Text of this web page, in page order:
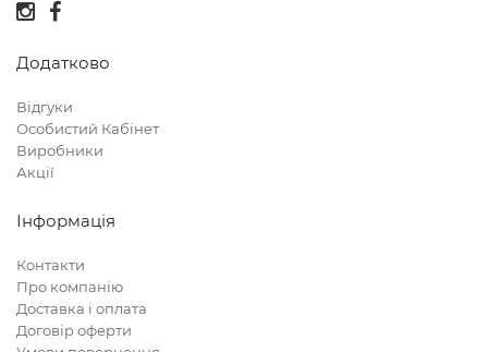
Додатково
Відгуки
Особистий Кабінет
Виробники
Акції
Інформація
Контакти
Про компанію
Доставка і оплата
Договір оферти